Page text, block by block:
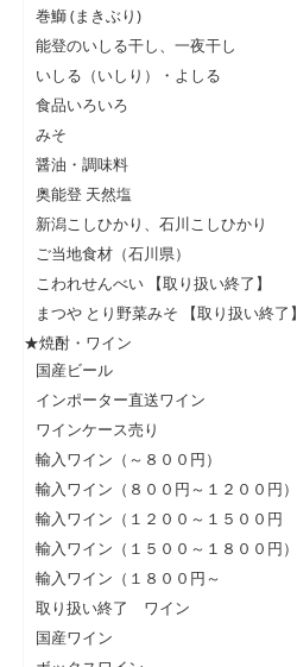
巻鰤 (まきぶり)
能登のいしる干し、一夜干し
いしる（いしり）・よしる
食品いろいろ
みそ
醤油・調味料
奥能登 天然塩
新潟こしひかり、石川こしひかり
ご当地食材（石川県）
こわれせんべい 【取り扱い終了】
まつや とり野菜みそ 【取り扱い終了】
★焼酎・ワイン
国産ビール
インポーター直送ワイン
ワインケース売り
輸入ワイン（～８００円）
輸入ワイン（８００円～１２００円）
輸入ワイン（１２００～１５００円
輸入ワイン（１５００～１８００円）
輸入ワイン（１８００円～
取り扱い終了 ワイン
国産ワイン